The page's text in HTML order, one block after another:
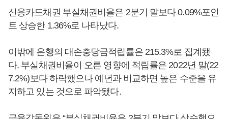
신용카드채권 부실채권비율은 2분기 말보다 0.09%포인
트 상승한 1.36%로 나타났다.
이밖에 은행의 대손충당금적립률은 215.3%로 집계됐
다. 부실채권비율이 오른 영향에 적립률은 2022년 말(22
7.2%)보다 하락했으나 예년과 비교하면 높은 수준을 유
지하고 있는 것으로 파악됐다.